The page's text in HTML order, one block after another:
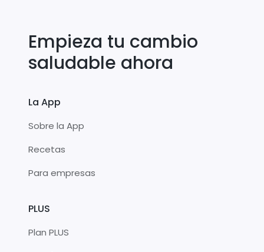
Empieza tu cambio
saludable ahora
La App
Sobre la App
Recetas
Para empresas
PLUS
Plan PLUS